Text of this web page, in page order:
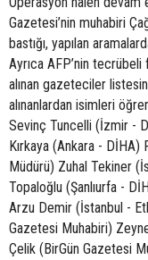
Gazetesi’nin muhabiri
bastığı, yapılan
Ayrıca AFP’nin
alınan gazeteciler
alınanlardan isimleri
Sevinç Tuncelli (İzmir -
Kırkaya (Ankara -
Müdürü) Zuhal Tekiner
Topaloğlu (Şanlıurfa -
Arzu Demir (İstanbul -
Gazetesi Muhabiri)
Çelik (BirGün Gazetesi